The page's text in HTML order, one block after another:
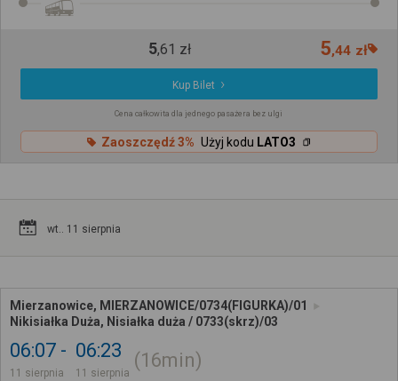
5,61 zł 5,44 zł
Kup Bilet
Cena całkowita dla jednego pasażera bez ulgi
Zaoszczędź 3% Użyj kodu LATO3
wt.. 11 sierpnia
Mierzanowice, MIERZANOWICE/0734(FIGURKA)/01
Nikisiałka Duża, Nisiałka duża / 0733(skrz)/03
06:07
11 sierpnia
06:23
11 sierpnia
16min